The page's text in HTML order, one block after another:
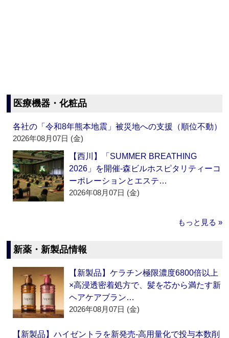
医療機器・化粧品
各社の「令和8年熊本地震」被災地への支援（順位不動）
2026年08月07日 (金)
【西川】「SUMMER BREATHING
2026」を開催‐森ビルホスピタリティーコ
ーポレーションとエステ…
2026年08月07日 (金)
もっと見る »
新薬・新製品情報
【新製品】ケラチン極限濃度6800倍以上
×高浸透密着処方で、髪を芯から満たす新
ヘアケアブラン…
2026年08月07日 (金)
【新製品】ハイゼントラを新発売‐高用量化で投与本数削